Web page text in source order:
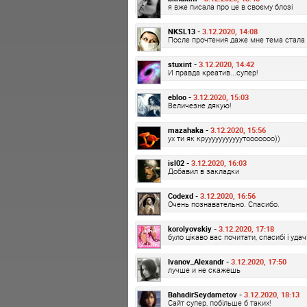
я вже писала про це в своєму блозі
NKSL13 - 3.12.2020, 14:08
После прочтения даже мне тема стала
stuxint - 3.12.2020, 14:42
И правда креатив...супер!
ebloo - 3.12.2020, 15:03
Величезне дякую!
mazahaka - 3.12.2020, 15:56
ух ти як крууууууууууутооооооо))
isl02 - 3.12.2020, 16:03
Добавил в закладки
Codexd - 3.12.2020, 16:56
Очень познавательно. Спасибо.
korolyovskiy - 3.12.2020, 17:18
було цікаво вас почитати, спасибі і
Ivanov_Alexandr - 3.12.2020, 17:50
лучше и не скажешь
BahadirSeydametov - 3.12.2020, 18:13
Сайт супер, побільше б таких!